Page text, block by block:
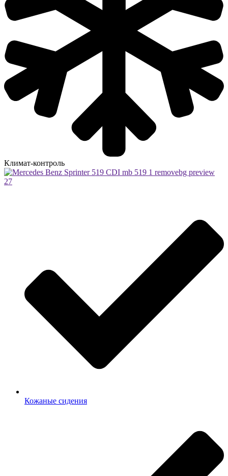
Климат-контроль
Кожаные сидения